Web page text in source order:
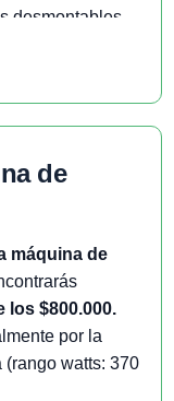
desmontables
fácilmente. La
unos 30
máquina de
los $800.000.
por la
watts: 370